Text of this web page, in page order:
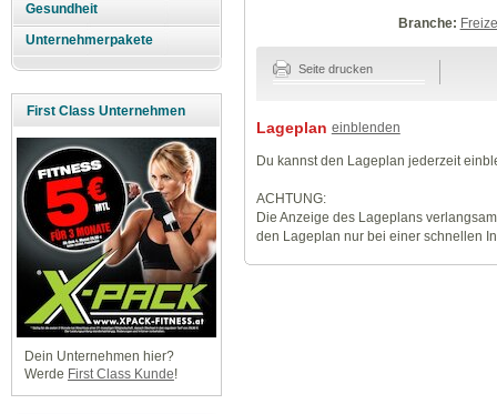
Gesundheit
Unternehmerpakete
First Class Unternehmen
Dein Unternehmen hier?
Werde First Class Kunde!
Branche:
Seite drucken
Lageplan einblenden
Du kannst den Lageplan jederzeit
ACHTUNG:
Die Anzeige des Lageplans
den Lageplan nur bei einer schnellen